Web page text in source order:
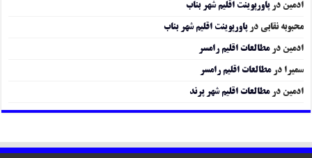
ادمین درپاورپوینت اقلیم شهر بناب
محبوبه نقابی درپاورپوینت اقلیم شهر بناب
ادمین درمطالعات اقلیم رامسر
سمیرا درمطالعات اقلیم رامسر
ادمین درمطالعات اقلیم شهر پرند